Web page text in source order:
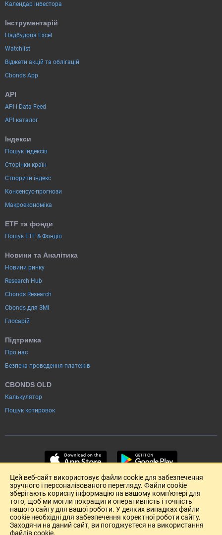
Календар інвестора
Інструментарій
Надбудова Excel
Watchlist
Віджети акцій та облігацій
Cbonds App
API
API і Data Feed
API каталог
Індекси
Пошук індексів
Сторінки країн
Створити індекс
Консенсус-прогнози
Макроекономіка
ETF та фонди
Пошук ETF & Фондів
Новини та Аналітика
Новини ринку
Research Hub
Cbonds Research
Cbonds для ЗМІ
Глосарій
Підтримка
Про нас
Безпека проведення платежів
CBONDS OLD
Калькулятор
Пошук котировок
Цей веб-сайт використовує файли cookie для забезпечення
зручного і персоналізованого перегляду. Файли cookie
зберігають корисну інформацію на вашому комп'ютері для
того, щоб ми могли покращити оперативність і точність
нашого сайту для вашої роботи. У деяких випадках файли
cookie необхідні для забезпечення коректної роботи сайту.
Заходячи на даний сайт, ви погоджуєтеся на використання
файлів cookie.